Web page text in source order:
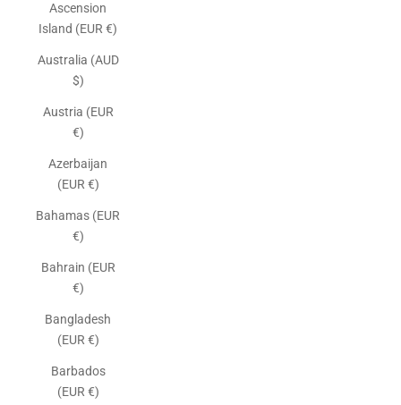
Ascension
Island (EUR €)
Australia (AUD
$)
Austria (EUR
€)
Azerbaijan
(EUR €)
Bahamas (EUR
€)
Bahrain (EUR
€)
Bangladesh
(EUR €)
Barbados
(EUR €)